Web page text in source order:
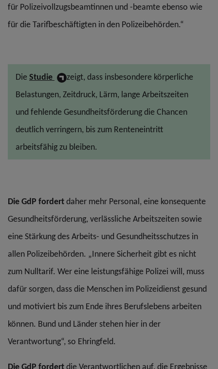
für Polizeivollzugsbeamtinnen und -beamte ebenso wie
für die Tarifbeschäftigten in den Polizeibehörden.“
DieStudie
zeigt, dass insbesondere körperliche
Belastungen, Zeitdruck, Lärm, lange Arbeitszeiten
und fehlende Gesundheitsförderung die Chancen
deutlich verringern, bis zum Renteneintritt
arbeitsfähig zu bleiben.
Die GdP fordertdaher mehr Personal, eine konsequente
Gesundheitsförderung, verlässliche Arbeitszeiten sowie
eine Stärkung des Arbeits- und Gesundheitsschutzes in
allen Polizeibehörden. „Innere Sicherheit gibt es nicht
zum Nulltarif. Wer eine leistungsfähige Polizei will, muss
dafür sorgen, dass die Menschen im Polizeidienst gesund
und motiviert bis zum Ende ihres Berufslebens arbeiten
können. Bund und Länder stehen hier in der
Verantwortung“, so Ehringfeld.
Die GdP fordertdie Verantwortlichen auf, die Ergebnisse